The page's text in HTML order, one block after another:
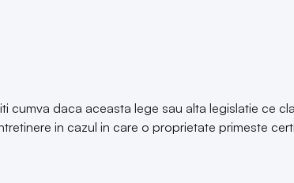
cumva daca aceasta lege sau alta legislatie ce
in cazul in care o proprietate primeste